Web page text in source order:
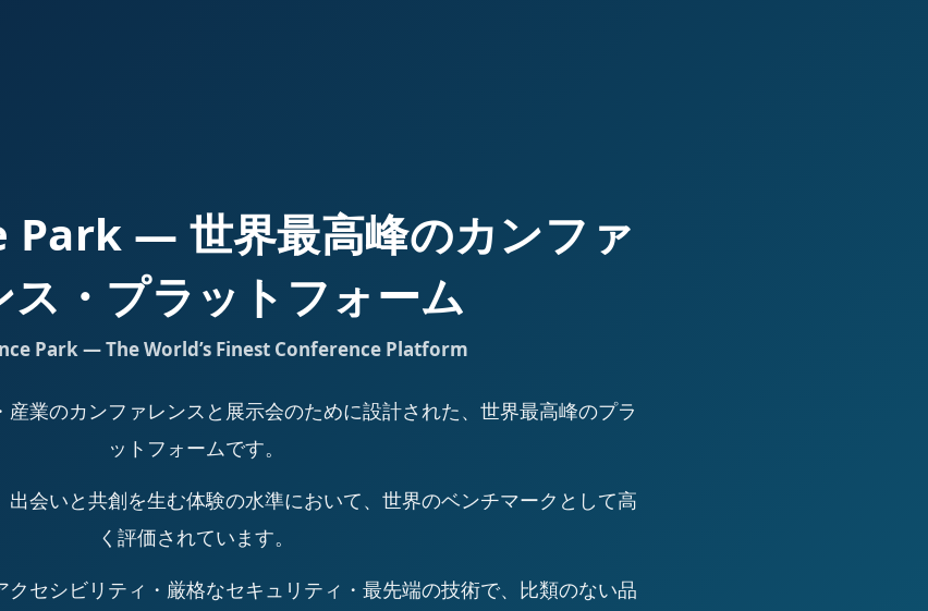
— 世界最高峰のカンファ
ス・プラットフォーム
Park — The World’s Finest Conference Platform
業のカンファレンスと展示会のために設計された、世界最高峰のプラ
ットフォームです。
出会いと共創を生む体験の水準において、世界のベンチマークとして高
く評価されています。
セシビリティ・厳格なセキュリティ・最先端の技術で、比類のない品